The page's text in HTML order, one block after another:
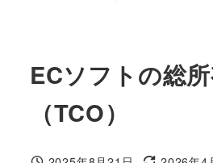
ECソフトの総
（TCO）